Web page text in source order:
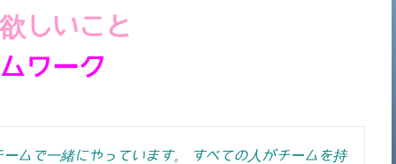
しいこと
ワーク
ムで一緒にやっています。 すべての人がチームを持